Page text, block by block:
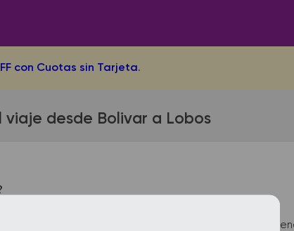
con Cuotas sin Tarjeta.
viaje desde Bolivar a Lobos
- Terminal. La terminal de colectivos de Lobos se